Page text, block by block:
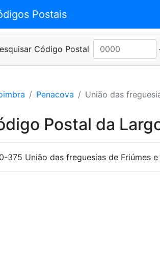
Postais
Código Postal
Penacova União das
Postal da
375 União das freguesias de Friúmes e